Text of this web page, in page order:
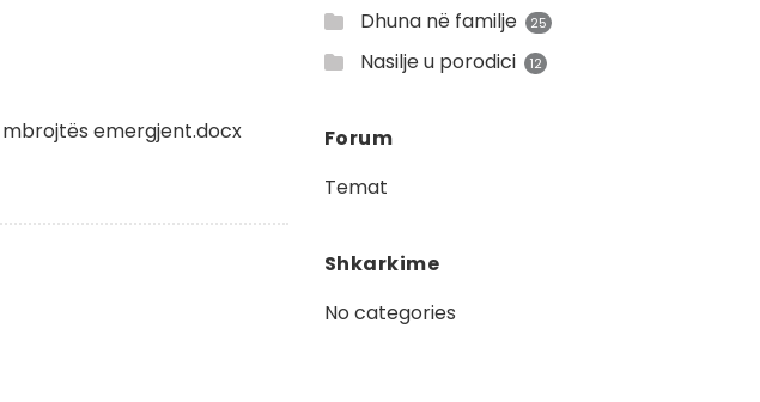
emergjent.docx
Dhuna në familje
25
Nasilje u porodici 12
Forum
Temat
Shkarkime
No categories